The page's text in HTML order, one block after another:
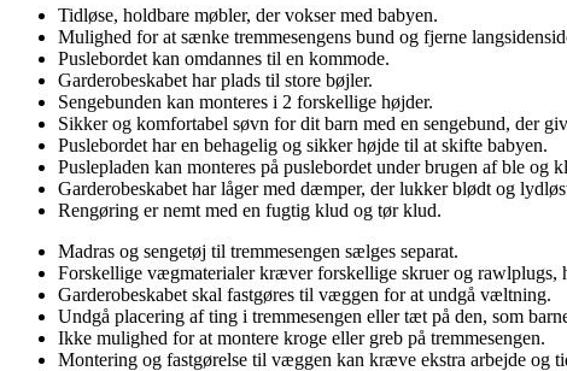
Tidløse, holdbare møbler, der vokser med babyen.
Mulighed for at sænke tremmesengens bund og fjerne
Puslebordet kan omdannes til en kommode.
Garderobeskabet har plads til store bøjler.
Sengebunden kan monteres i 2 forskellige højder.
Sikker og komfortabel søvn for dit barn med en sengebund, der
Puslebordet har en behagelig og sikker højde til at skifte babyen.
Puslepladen kan monteres på puslebordet under brugen af ble og
Garderobeskabet har låger med dæmper, der lukker blødt og
Rengøring er nemt med en fugtig klud og tør klud.
Madras og sengetøj til tremmesengen sælges separat.
Forskellige vægmaterialer kræver forskellige skruer og
Garderobeskabet skal fastgøres til væggen for at undgå væltning.
Undgå placering af ting i tremmesengen eller tæt på den, som
Ikke mulighed for at montere kroge eller greb på tremmesengen.
Montering og fastgørelse til væggen kan kræve ekstra arbejde og